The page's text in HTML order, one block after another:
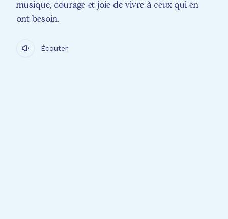
musique, courage et joie de vivre à ceux qui en
ont besoin.
Écouter